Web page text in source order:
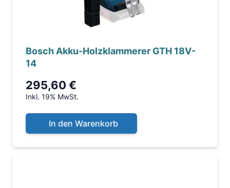
Bosch Akku-Holzklammerer GTH 18V-
14
295,60 €
Inkl. 19% MwSt.
In den Warenkorb